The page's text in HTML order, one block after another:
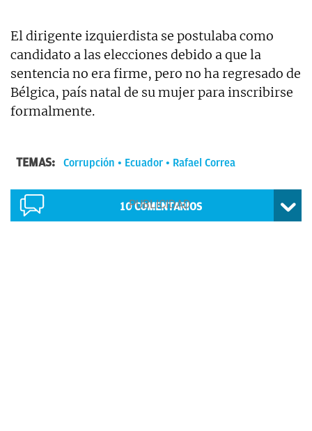
El dirigente izquierdista se postulaba como
candidato a las elecciones debido a que la
sentencia no era firme, pero no ha regresado de
Bélgica, país natal de su mujer para inscribirse
formalmente.
TEMAS: Corrupción Ecuador Rafael Correa
10COMENTARIOS